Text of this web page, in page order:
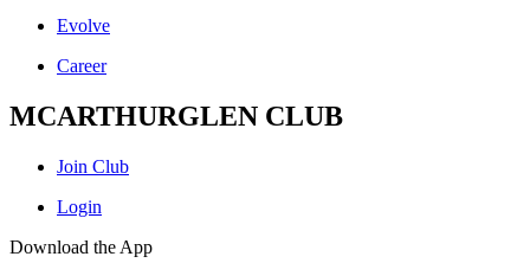
Evolve
Career
MCARTHURGLEN CLUB
Join Club
Login
Download the App